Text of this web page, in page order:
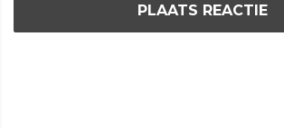
PLAATS REACTIE